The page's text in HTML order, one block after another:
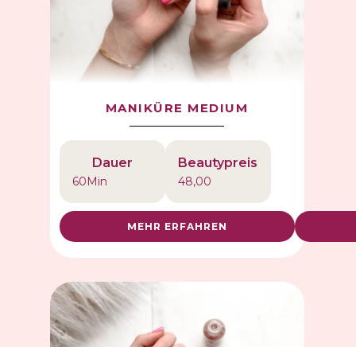
MANIKÜRE MEDIUM
Dauer
60Min
Beautypreis
48,00
MEHR ERFAHREN